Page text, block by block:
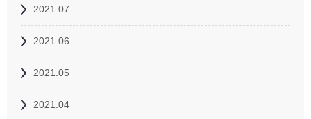
2021.07
2021.06
2021.05
2021.04